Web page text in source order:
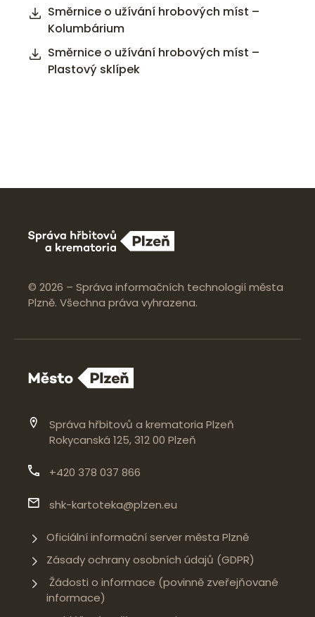
Směrnice o užívání hrobových míst –
Kolumbárium
Směrnice o užívání hrobových míst –
Plastový sklípek
© 2026 – Správa informačních technologií města
Plzně. Všechna práva vyhrazena.
Správa hřbitovů a krematoria Plzeň
Rokycanská 125, 312 00 Plzeň
+420 378 037 866
shk-kartoteka@plzen.eu
Oficiální informační server města Plzně
Zásady ochrany osobních údajů (GDPR)
Žádosti o informace (povinně zveřejňované
informace)